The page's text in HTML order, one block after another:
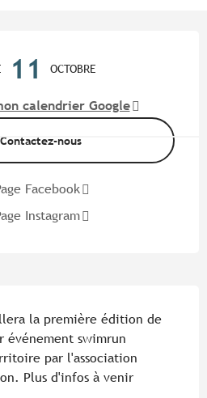
11 OCTOBRE
calendrier Google
Contactez-nous
Facebook
Instagram
la première édition de
événement swimrun
par l'association
Plus d'infos à venir